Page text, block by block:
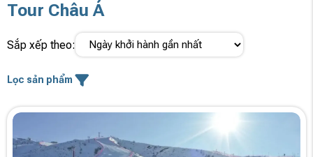
Tour Châu Á
Sắp xếp theo:
Lọc sản phẩm